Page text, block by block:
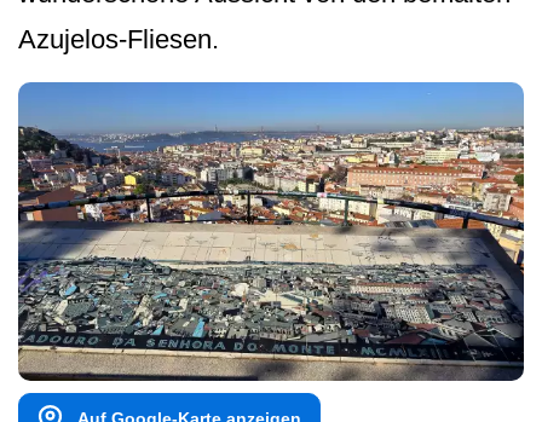
Azujelos-Fliesen.